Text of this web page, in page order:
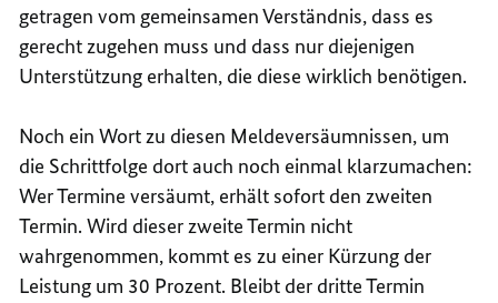
getragen vom gemeinsamen Verständnis, dass es
gerecht zugehen muss und dass nur diejenigen
Unterstützung erhalten, die diese wirklich benötigen.
Noch ein Wort zu diesen Meldeversäumnissen, um
die Schrittfolge dort auch noch einmal klarzumachen:
Wer Termine versäumt, erhält sofort den zweiten
Termin. Wird dieser zweite Termin nicht
wahrgenommen, kommt es zu einer Kürzung der
Leistung um 30 Prozent. Bleibt der dritte Termin